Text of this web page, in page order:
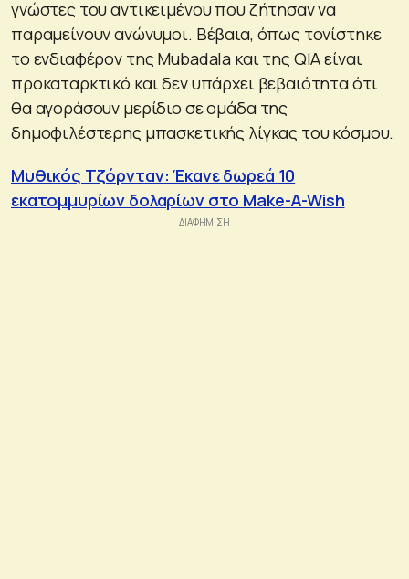
γνώστες του αντικειμένου που ζήτησαν να
παραμείνουν ανώνυμοι. Βέβαια, όπως τονίστηκε
το ενδιαφέρον της Mubadala και της QIA είναι
προκαταρκτικό και δεν υπάρχει βεβαιότητα ότι
θα αγοράσουν μερίδιο σε ομάδα της
δημοφιλέστερης μπασκετικής λίγκας του κόσμου.
Μυθικός Τζόρνταν: Έκανε δωρεά 10
εκατομμυρίων δολαρίων στο Make-A-Wish